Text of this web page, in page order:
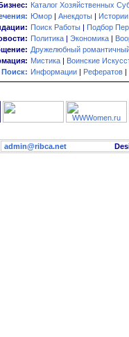
Каталог Хозяйственных
Юмор | Анекдоты | Истории
Поиск Работы | Подбор
Политика | Экономика |
Дружелюбный
Мистика | Воинские
Поиск: Информации | Рефератов |
admin@ribca.net